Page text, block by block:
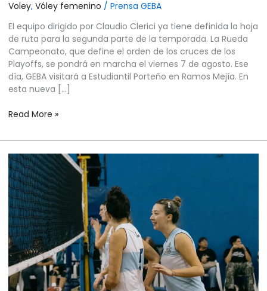
Voley, Vóley femenino / Prensa GEBA
El equipo dirigido por Claudio Clerici ya tiene definida la hoja
de ruta para la segunda parte de la temporada. La Rueda
Campeonato, que define el orden de los cruces de los
Playoffs, se pondrá en marcha el viernes 7 de agosto. Ese
día, GEBA visitará a Estudiantil Porteño en Ramos Mejía. En
esta nueva […]
Read More »
VÓLEY
FEMENINO
–
PRIMERA
DIVISIÓN
–
RUEDA
CLASIFICATORIA
–
FECHA
15